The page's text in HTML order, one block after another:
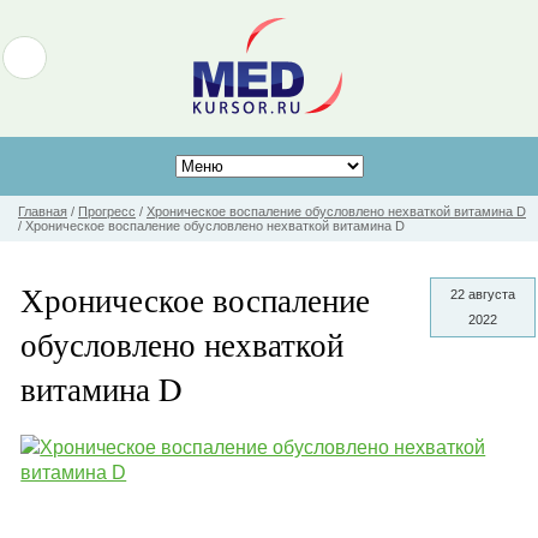
Главная / Прогресс / Хроническое воспаление обусловлено нехваткой витамина D
/ Хроническое воспаление обусловлено нехваткой витамина D
22 августа
2022
Хроническое воспаление
обусловлено нехваткой
витамина D